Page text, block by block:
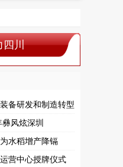
四川
备研发和制造转型
风炫深圳
水稻增产降镉
营中心授牌仪式